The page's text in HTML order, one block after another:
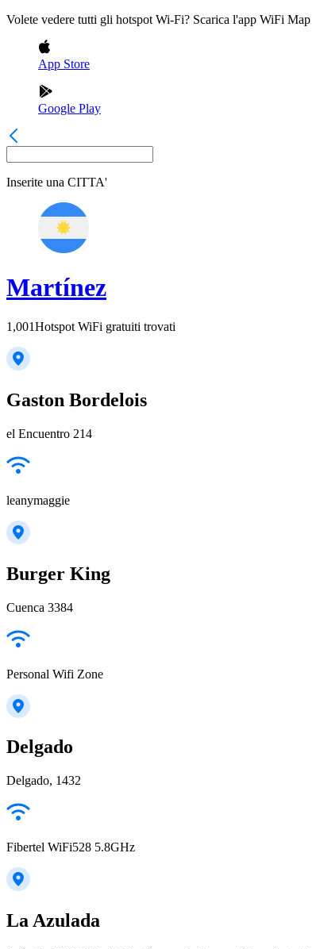
Volete vedere tutti gli hotspot Wi-Fi? Scarica l'app WiFi Map
App Store
Google Play
Inserite una CITTA'
Martínez
1,001Hotspot WiFi gratuiti trovati
Gaston Bordelois
el Encuentro 214
leanymaggie
Burger King
Cuenca 3384
Personal Wifi Zone
Delgado
Delgado, 1432
Fibertel WiFi528 5.8GHz
La Azulada